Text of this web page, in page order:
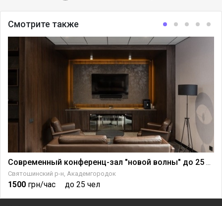
Смотрите также
Святошинский р-н, Академгородок
1500 грн/час до 25 чел